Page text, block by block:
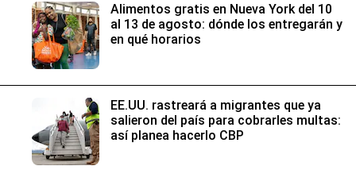
Alimentos gratis en Nueva York del 10
al 13 de agosto: dónde los entregarán y
en qué horarios
EE.UU. rastreará a migrantes que ya
salieron del país para cobrarles multas:
así planea hacerlo CBP